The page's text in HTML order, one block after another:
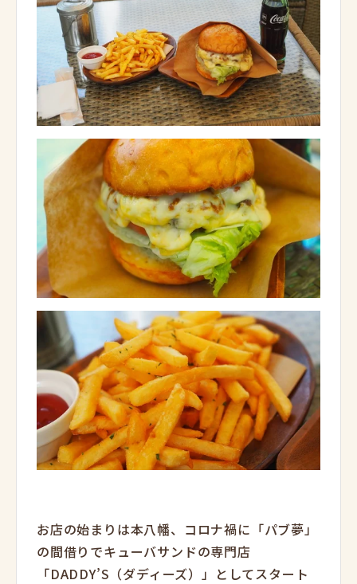
お店の始まりは本八幡、コロナ禍に「パブ夢」
の間借りでキューバサンドの専門店
「DADDY’S（ダディーズ）」としてスタート